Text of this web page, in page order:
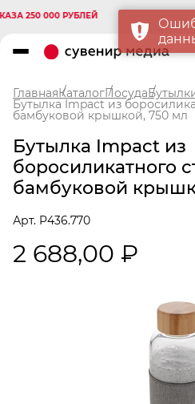
250 000 РУБЛЕЙ
ГлавнаяКаталогПосуда
Бутылка Impact из
бамбуковой крышкой, 750 мл
Бутылка Impact из
боросиликатного
бамбуковой
Арт. P436.770
2 688,00 ₽